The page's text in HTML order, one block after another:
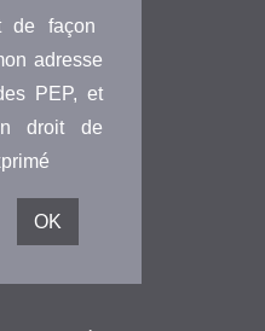
de façon
adresse
PEP, et
droit de